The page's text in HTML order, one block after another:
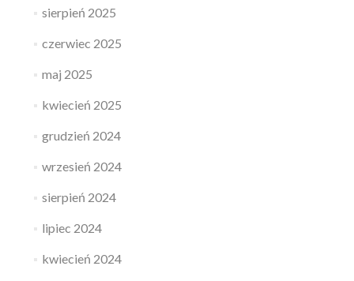
sierpień 2025
czerwiec 2025
maj 2025
kwiecień 2025
grudzień 2024
wrzesień 2024
sierpień 2024
lipiec 2024
kwiecień 2024